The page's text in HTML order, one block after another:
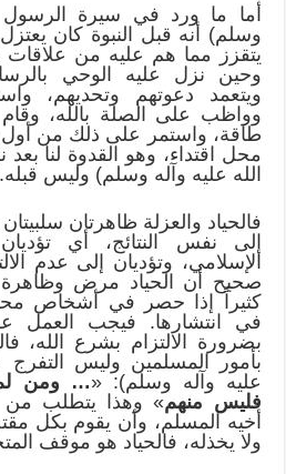
أما ما ورد في سيرة الرسول
وسلم) أنه قبل النبوة كان
يتقزز مما هم عليه من علاقات
وحين نزل عليه الوحي
ويتعمد دعوتهم وتحديهم،
وواظب على الصلة بالله، وقام
طاقة، واستمر على ذلك من أول
محل اقتداء، وهو القدوة لنا
الله عليه وآله وسلم) وليس قبله.
فالحياد والعزلة ظاهرتان
إلى نفس النتائج، أي
الإسلامي، وتؤديان إلى عدم
صحيح أن الحياد مرض وظاهرة
كثيراً إذا حصر في أشخاص
في انتشارها. فيجب العمل
بضرورة الالتزام بشرع الله،
بأمور المسلمين وليس
عليه وآله وسلم): «… ومن لم
فليس منهم» وهذا يتطلب من
أخيه المسلم، وأن يقوم بكل
ولا يخذله، فالحياد هو موقف